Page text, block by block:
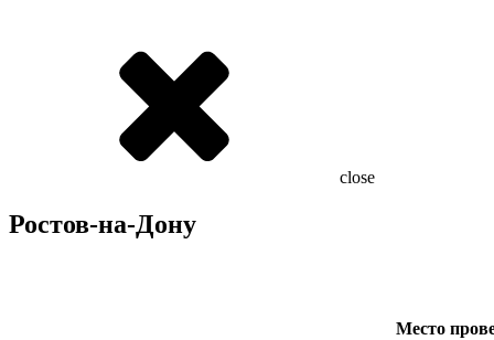
close
Ростов-на-Дону
Место